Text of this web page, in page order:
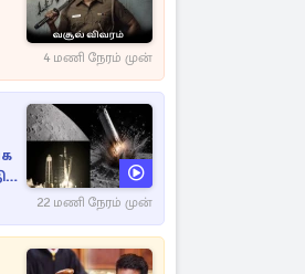
4 மணி நேரம் முன்
22 மணி நேரம் முன்